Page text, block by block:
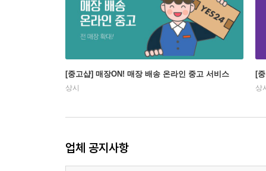
[중고샵] 매장ON! 매장 배송 온라인 중고 서비스
상시
[
상
업체 공지사항